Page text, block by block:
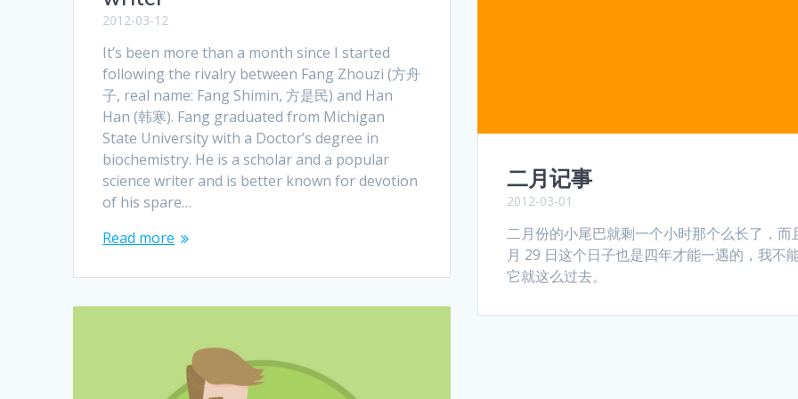
2012-03-12
It’s been more than a month since I started
following the rivalry between Fang Zhouzi (方舟
子, real name: Fang Shimin, 方是民) and Han
Han (韩寒). Fang graduated from Michigan
State University with a Doctor’s degree in
biochemistry. He is a scholar and a popular
science writer and is better known for devotion
of his spare…
Read more
二月记事
2012-03-01
二月份的小尾巴就剩一个小时那个么长了，而
月 29 日这个日子也是四年才能一遇的，我不
它就这么过去。